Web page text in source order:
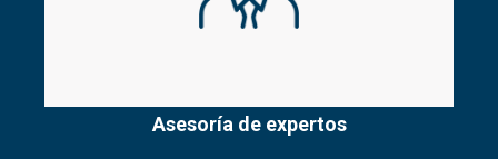
Asesoría de expertos